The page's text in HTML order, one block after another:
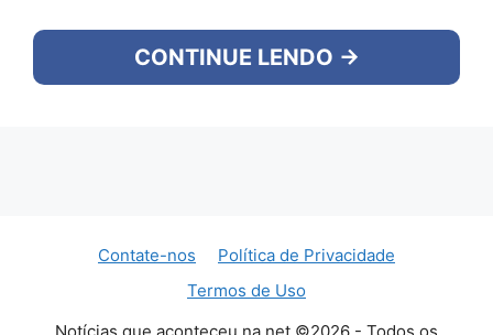
CONTINUE LENDO →
Contate-nos
Política de Privacidade
Termos de Uso